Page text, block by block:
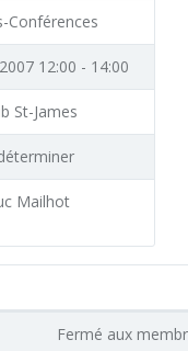
Conférences
12:00 - 14:00
St-James
Mailhot
Fermé aux